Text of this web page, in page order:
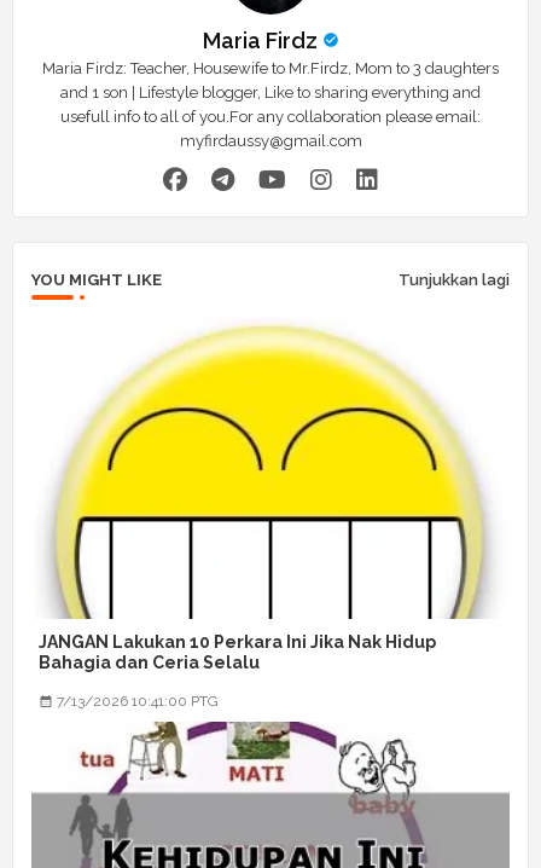
Maria Firdz
Maria Firdz: Teacher, Housewife to Mr.Firdz, Mom to 3 daughters
and 1 son | Lifestyle blogger, Like to sharing everything and
usefull info to all of you.For any collaboration please email:
myfirdaussy@gmail.com
YOU MIGHT LIKE Tunjukkan lagi
JANGAN Lakukan 10 Perkara Ini Jika Nak Hidup
Bahagia dan Ceria Selalu
7/13/2026 10:41:00 PTG